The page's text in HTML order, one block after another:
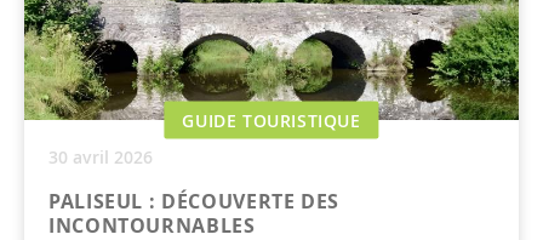
GUIDE TOURISTIQUE
30 avril 2026
PALISEUL : DÉCOUVERTE DES
INCONTOURNABLES